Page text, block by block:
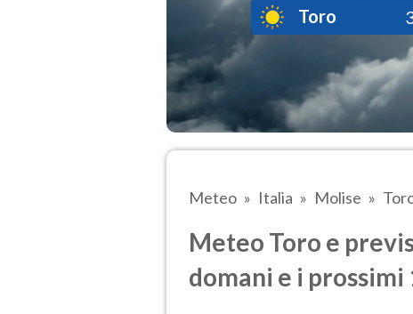
Toro
Meteo Italia Molise
Meteo Toro e
domani e i prossimi